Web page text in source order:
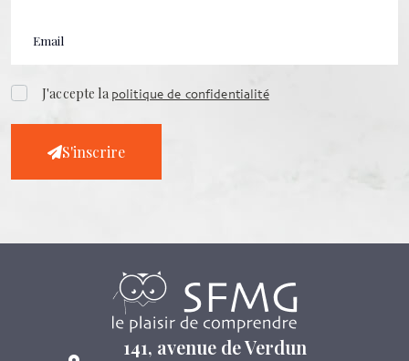
J'accepte lapolitique de confidentialité
S'inscrire
141, avenue de Verdun